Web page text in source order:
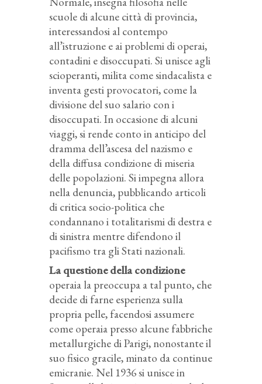
scuole di alcune città di provincia,
interessandosi al contempo
all’istruzione e ai problemi di operai,
contadini e disoccupati. Si unisce agli
scioperanti, milita come sindacalista e
inventa gesti provocatori, come la
divisione del suo salario con i
disoccupati. In occasione di alcuni
viaggi, si rende conto in anticipo del
dramma dell’ascesa del nazismo e
della diffusa condizione di miseria
delle popolazioni. Si impegna allora
nella denuncia, pubblicando articoli
di critica socio-politica che
condannano i totalitarismi di destra e
di sinistra mentre difendono il
pacifismo tra gli Stati nazionali.
La questione della condizione
operaia la preoccupa a tal punto, che
decide di farne esperienza sulla
propria pelle, facendosi assumere
come operaia presso alcune fabbriche
metallurgiche di Parigi, nonostante il
suo fisico gracile, minato da continue
emicranie. Nel 1936 si unisce in